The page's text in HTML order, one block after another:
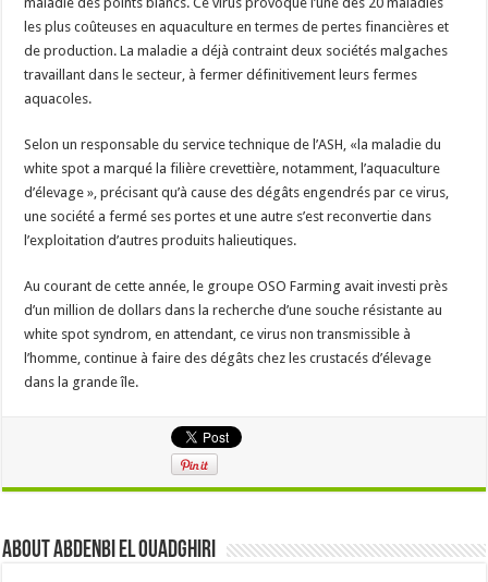
les plus coûteuses en aquaculture en termes de pertes financières et
de production. La maladie a déjà contraint deux sociétés malgaches
travaillant dans le secteur, à fermer définitivement leurs fermes
aquacoles.
Selon un responsable du service technique de l’ASH, «la maladie du
white spot a marqué la filière crevettière, notamment, l’aquaculture
d’élevage », précisant qu’à cause des dégâts engendrés par ce virus,
une société a fermé ses portes et une autre s’est reconvertie dans
l’exploitation d’autres produits halieutiques.
Au courant de cette année, le groupe OSO Farming avait investi près
d’un million de dollars dans la recherche d’une souche résistante au
white spot syndrom, en attendant, ce virus non transmissible à
l’homme, continue à faire des dégâts chez les crustacés d’élevage
dans la grande île.
About Abdenbi EL OUADGHIRI